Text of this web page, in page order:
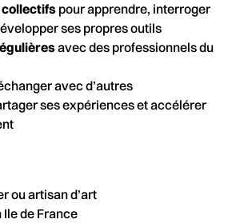
collectifspour apprendre, interroger
ses propres outils
avec des professionnels du
avec d’autres
ses expériences et accélérer
ou artisan d’art
de France